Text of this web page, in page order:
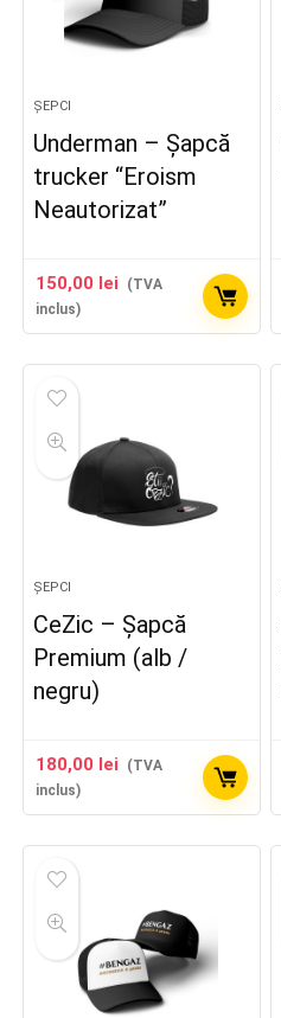
ȘEPCI
Underman – Șapcă
trucker “Eroism
Neautorizat”
150,00 lei
(TVA
inclus)
ȘEPCI
CeZic – Șapcă
Premium (alb /
negru)
180,00 lei
(TVA
inclus)